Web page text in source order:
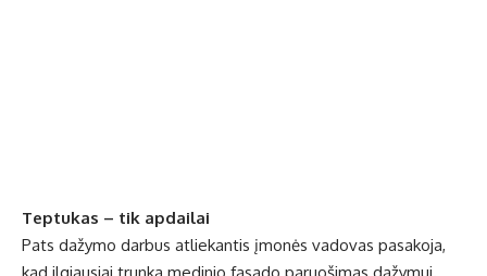
Teptukas – tik apdailai
Pats dažymo darbus atliekantis įmonės vadovas pasakoja,